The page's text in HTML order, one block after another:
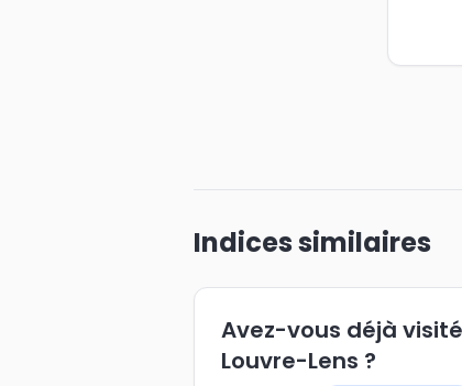
Indices similaires
Avez-vous déjà
Louvre-Lens ?